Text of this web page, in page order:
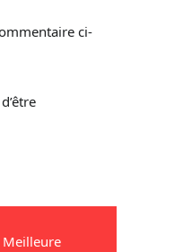
ci-
Meilleure